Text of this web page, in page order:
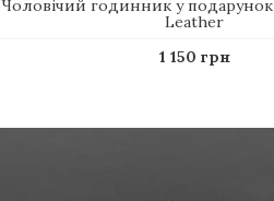
Чоловічий годинник у
Leather
1 150 грн